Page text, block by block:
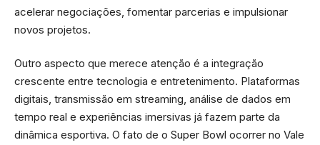
acelerar negociações, fomentar parcerias e impulsionar
novos projetos.
Outro aspecto que merece atenção é a integração
crescente entre tecnologia e entretenimento. Plataformas
digitais, transmissão em streaming, análise de dados em
tempo real e experiências imersivas já fazem parte da
dinâmica esportiva. O fato de o Super Bowl ocorrer no Vale